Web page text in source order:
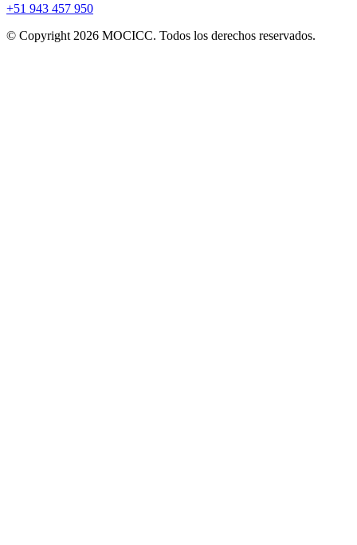
+51 943 457 950
© Copyright 2026 MOCICC. Todos los derechos reservados.